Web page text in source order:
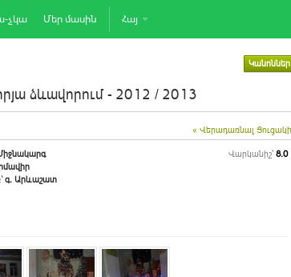
չկա Մեր մասին Հայ
Կանոններ
ձևավորում - 2012 / 2013
« Վերադառնալ
գ. Արևաշատ
Վարկանիշ՝ 8.0